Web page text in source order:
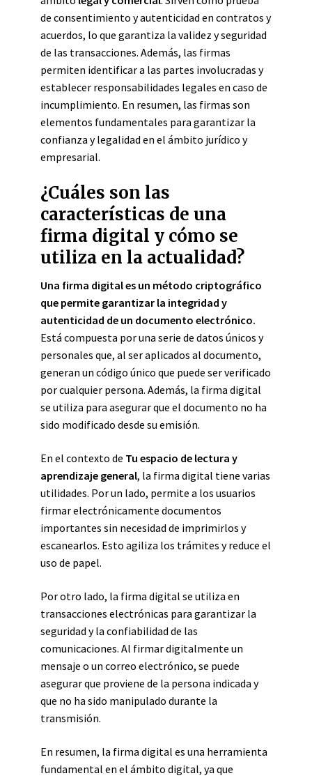
de consentimiento y autenticidad en contratos y
acuerdos, lo que garantiza la validez y seguridad
de las transacciones. Además, las firmas
permiten identificar a las partes involucradas y
establecer responsabilidades legales en caso de
incumplimiento. En resumen, las firmas son
elementos fundamentales para garantizar la
confianza y legalidad en el ámbito jurídico y
empresarial.
¿Cuáles son las
características de una
firma digital y cómo se
utiliza en la actualidad?
Una firma digital es un método criptográfico
que permite garantizar la integridad y
autenticidad de un documento electrónico.
Está compuesta por una serie de datos únicos y
personales que, al ser aplicados al documento,
generan un código único que puede ser verificado
por cualquier persona. Además, la firma digital
se utiliza para asegurar que el documento no ha
sido modificado desde su emisión.
En el contexto de Tu espacio de lectura y
aprendizaje general, la firma digital tiene varias
utilidades. Por un lado, permite a los usuarios
firmar electrónicamente documentos
importantes sin necesidad de imprimirlos y
escanearlos. Esto agiliza los trámites y reduce el
uso de papel.
Por otro lado, la firma digital se utiliza en
transacciones electrónicas para garantizar la
seguridad y la confiabilidad de las
comunicaciones. Al firmar digitalmente un
mensaje o un correo electrónico, se puede
asegurar que proviene de la persona indicada y
que no ha sido manipulado durante la
transmisión.
En resumen, la firma digital es una herramienta
fundamental en el ámbito digital, ya que